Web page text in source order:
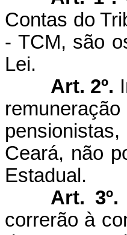
Contas do
- TCM, são
Lei.
Art. 2º.
Ceará, não
Estadual.
Art.
correrão à